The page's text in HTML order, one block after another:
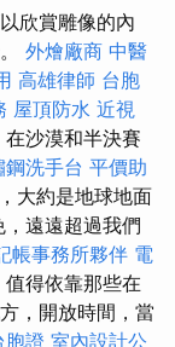
欣賞雕像的內
外燴廠商 中醫
高雄律師 台胞
屋頂防水 近視
沙漠和半決賽
鋼洗手台 平價助
大約是地球地面
遠遠超過我們
帳事務所夥伴 電
得依靠那些在
，開放時間，當
胞證 室內設計公